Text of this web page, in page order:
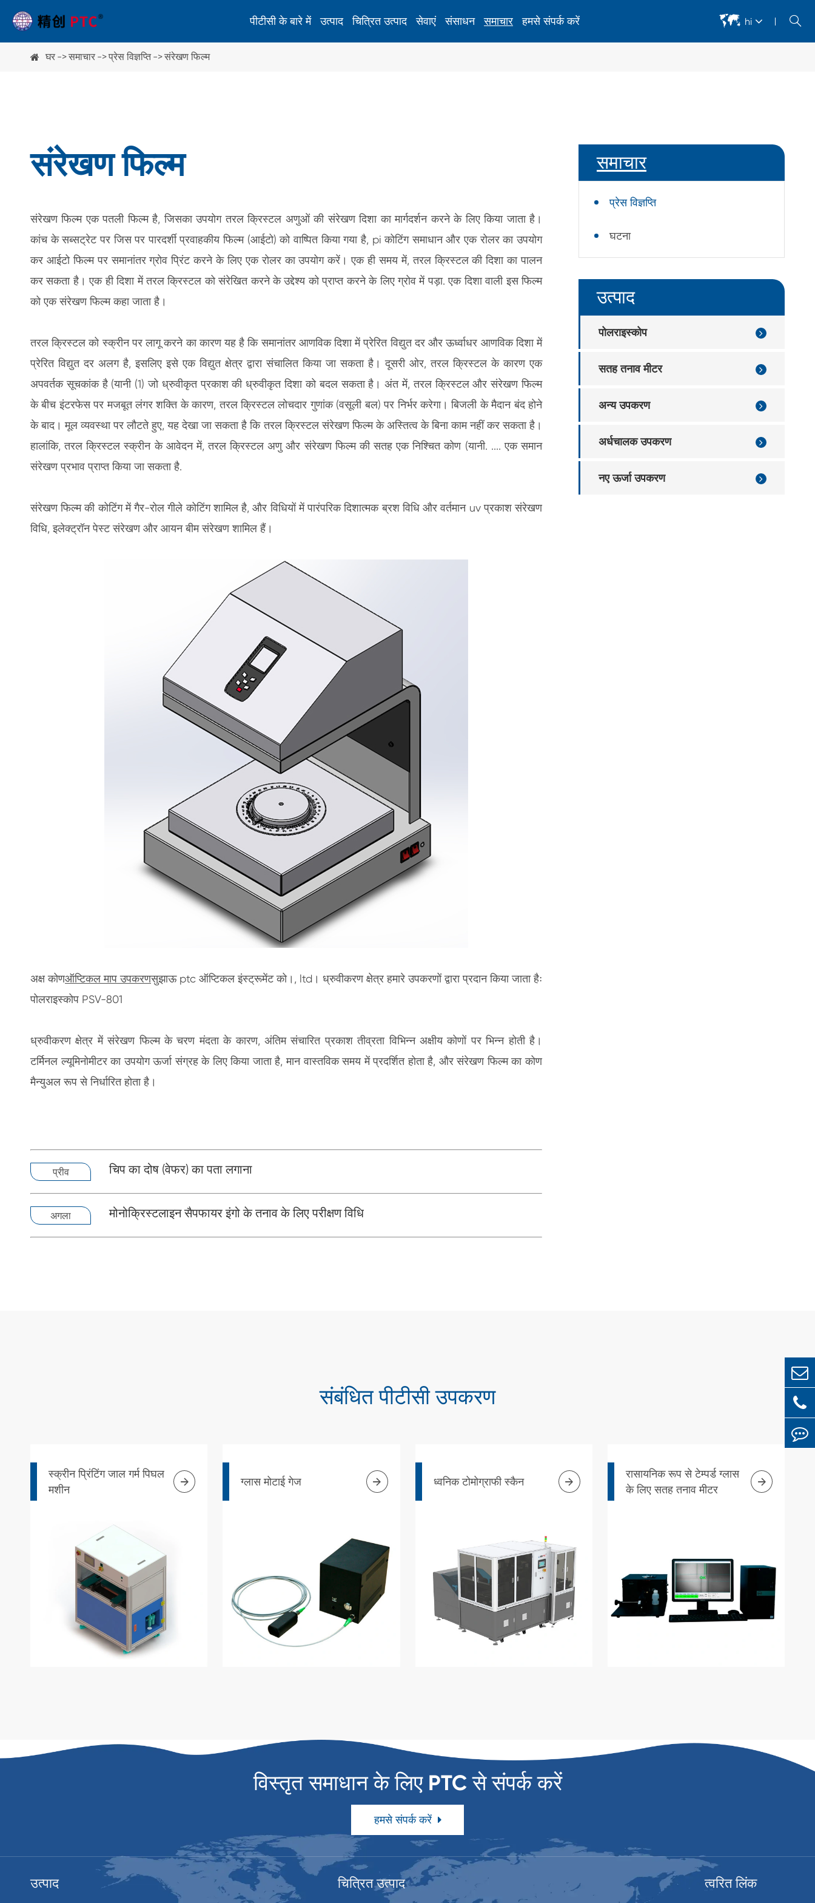
पीटीसी के बारे में उत्पाद
ग्लास मोटाई गेज
एएमबी कॉस्मेटिक दोष स्वचालित निरीक्षण उपकरण
एएमबी सोल्डर दोष स्वचालित निरीक्षण उपकरण
सिरेमिक सब्सट्रेट चापलूसी और मोटाई का पता लगाने वाले उपकरण
ध्वनिक टोमोग्राफी स्कैन
चिप ट्रे दोष निरीक्षण उपकरण
स्क्रीन प्रिंटिंग जाल गर्म पिघल मशीन
स्क्रीन एकीकृत निरीक्षण और पुनः कार्य उपकरण
चित्रित उत्पाद सेवाएं संसाधन समाचार हमसे संपर्क करें  hi 
घर समाचार प्रेस विज्ञप्ति संरेखण फिल्म
संरेखण फिल्म
संरेखण फिल्म एक पतली फिल्म है, जिसका उपयोग तरल क्रिस्टल अणुओं की संरेखण दिशा का मार्गदर्शन करने के लिए किया जाता है।
कांच के सब्सट्रेट पर जिस पर पारदर्शी प्रवाहकीय फिल्म (आईटो) को वाष्पित किया गया है, pi कोटिंग समाधान और एक रोलर का उपयोग
कर आईटो फिल्म पर समानांतर ग्रोव प्रिंट करने के लिए एक रोलर का उपयोग करें। एक ही समय में, तरल क्रिस्टल की दिशा का पालन
कर सकता है। एक ही दिशा में तरल क्रिस्टल को संरेखित करने के उद्देश्य को प्राप्त करने के लिए ग्रोव में पड़ा. एक दिशा वाली इस फिल्म
को एक संरेखण फिल्म कहा जाता है।
तरल क्रिस्टल को स्क्रीन पर लागू करने का कारण यह है कि समानांतर आणविक दिशा में प्रेरित विद्युत दर और ऊर्ध्वाधर आणविक दिशा में
प्रेरित विद्युत दर अलग है, इसलिए इसे एक विद्युत क्षेत्र द्वारा संचालित किया जा सकता है। दूसरी ओर, तरल क्रिस्टल के कारण एक
अपवर्तक सूचकांक है (यानी (1) जो ध्रुवीकृत प्रकाश की ध्रुवीकृत दिशा को बदल सकता है। अंत में, तरल क्रिस्टल और संरेखण फिल्म
के बीच इंटरफेस पर मजबूत लंगर शक्ति के कारण, तरल क्रिस्टल लोचदार गुणांक (वसूली बल) पर निर्भर करेगा। बिजली के मैदान बंद होने
के बाद। मूल व्यवस्था पर लौटते हुए, यह देखा जा सकता है कि तरल क्रिस्टल संरेखण फिल्म के अस्तित्व के बिना काम नहीं कर सकता है।
हालांकि, तरल क्रिस्टल स्क्रीन के आवेदन में, तरल क्रिस्टल अणु और संरेखण फिल्म की सतह एक निश्चित कोण (यानी. .... एक समान
संरेखण प्रभाव प्राप्त किया जा सकता है.
संरेखण फिल्म की कोटिंग में गैर-रोल गीले कोटिंग शामिल है, और विधियों में पारंपरिक दिशात्मक ब्रश विधि और वर्तमान uv प्रकाश संरेखण
विधि, इलेक्ट्रॉन पेस्ट संरेखण और आयन बीम संरेखण शामिल हैं।
अक्ष कोणऑप्टिकल माप उपकरणसुझाऊ ptc ऑप्टिकल इंस्ट्रूमेंट को।, ltd। ध्रुवीकरण क्षेत्र हमारे उपकरणों द्वारा प्रदान किया जाता हैः
पोलराइस्कोप PSV-801
ध्रुवीकरण क्षेत्र में संरेखण फिल्म के चरण मंदता के कारण, अंतिम संचारित प्रकाश तीव्रता विभिन्न अक्षीय कोणों पर भिन्न होती है।
टर्मिनल ल्यूमिनोमीटर का उपयोग ऊर्जा संग्रह के लिए किया जाता है, मान वास्तविक समय में प्रदर्शित होता है, और संरेखण फिल्म का कोण
मैन्युअल रूप से निर्धारित होता है।
प्रीव चिप का दोष (वेफर) का पता लगाना
अगला मोनोक्रिस्टलाइन सैपफायर इंगो के तनाव के लिए परीक्षण विधि
समाचार
प्रेस विज्ञप्ति
घटना
उत्पाद
पोलराइस्कोप
सतह तनाव मीटर
अन्य उपकरण
अर्धचालक उपकरण
नए ऊर्जा उपकरण
संबंधित पीटीसी उपकरण
स्क्रीन प्रिंटिंग जाल गर्म पिघल
मशीन
 ग्लास मोटाई गेज  ध्वनिक टोमोग्राफी स्कैन 
रासायनिक रूप से टेम्पर्ड ग्लास
के लिए सतह तनाव मीटर

विस्तृत समाधान के लिए PTC से संपर्क करें
हमसे संपर्क करें
उत्पाद चित्रित उत्पाद त्वरित लिंक